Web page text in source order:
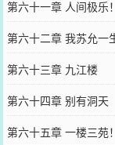
第六十一章 人间极乐！
第六十二章 我苏允一
第六十三章 九江楼
第六十四章 别有洞天
第六十五章 一楼三苑！